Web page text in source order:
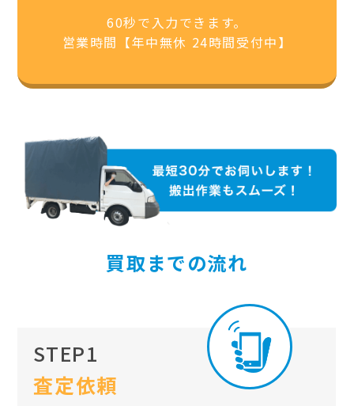
60秒で入力できます。
営業時間【年中無休 24時間受付中】
買取までの流れ
STEP1
査定依頼